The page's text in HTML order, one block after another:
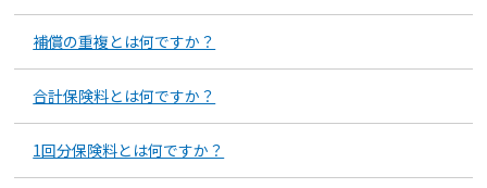
補償の重複とは何ですか？
合計保険料とは何ですか？
1回分保険料とは何ですか？